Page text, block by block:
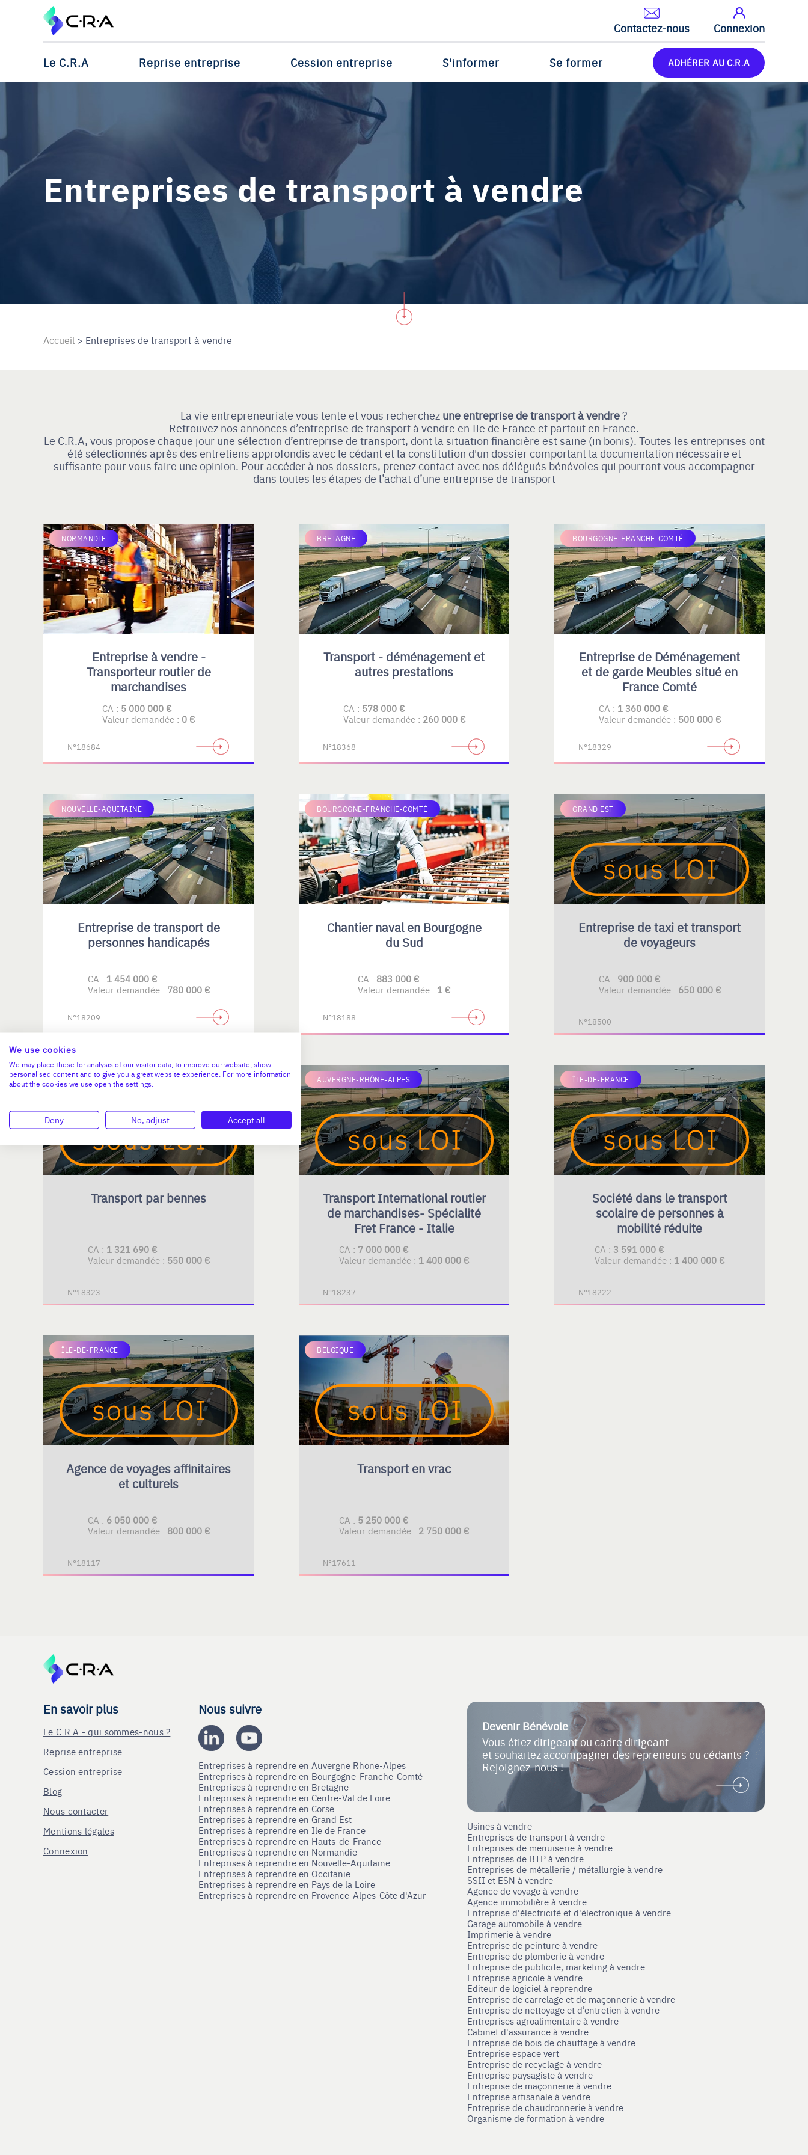
Contactez-nous Connexion
Le C.R.A Reprise entreprise Cession entreprise S'informer Se former ADHÉRER AU C.R.A
Entreprises de transport à vendre
Accueil > Entreprises de transport à vendre
La vie entrepreneuriale vous tente et vous recherchez une entreprise de transport à vendre?
Retrouvez nos annonces d’entreprise de transport à vendre en Ile de France et partout en France.
Le C.R.A, vous propose chaque jour une sélection d’entreprise de transport, dont la situation financière est saine (in bonis). Toutes les entreprises ont
été sélectionnés après des entretiens approfondis avec le cédant et la constitution d'un dossier comportant la documentation nécessaire et
suffisante pour vous faire une opinion. Pour accéder à nos dossiers, prenez contact avec nos délégués bénévoles qui pourront vous accompagner
dans toutes les étapes de l’achat d’une entreprise de transport
NORMANDIE
Entreprise à vendre -
Transporteur routier de
marchandises
CA : 5 000 000 €
Valeur demandée : 0 €
N°18684
BRETAGNE
Transport - déménagement et
autres prestations
CA : 578 000 €
Valeur demandée : 260 000 €
N°18368
BOURGOGNE-FRANCHE-COMTÉ
Entreprise de Déménagement
et de garde Meubles situé en
France Comté
CA : 1 360 000 €
Valeur demandée : 500 000 €
N°18329
NOUVELLE-AQUITAINE
Entreprise de transport de
personnes handicapés
CA : 1 454 000 €
Valeur demandée : 780 000 €
N°18209
BOURGOGNE-FRANCHE-COMTÉ
Chantier naval en Bourgogne
du Sud
CA : 883 000 €
Valeur demandée : 1 €
N°18188
GRAND EST
Entreprise de taxi et transport
de voyageurs
CA : 900 000 €
Valeur demandée : 650 000 €
N°18500
GRAND EST
Transport par bennes
CA : 1 321 690 €
Valeur demandée : 550 000 €
N°18323
AUVERGNE-RHÔNE-ALPES
Transport International routier
de marchandises- Spécialité
Fret France - Italie
CA : 7 000 000 €
Valeur demandée : 1 400 000 €
N°18237
ÎLE-DE-FRANCE
Société dans le transport
scolaire de personnes à
mobilité réduite
CA : 3 591 000 €
Valeur demandée : 1 400 000 €
N°18222
ÎLE-DE-FRANCE
Agence de voyages affinitaires
et culturels
CA : 6 050 000 €
Valeur demandée : 800 000 €
N°18117
BELGIQUE
Transport en vrac
CA : 5 250 000 €
Valeur demandée : 2 750 000 €
N°17611
En savoir plus
Le C.R.A - qui sommes-nous ?
Reprise entreprise
Cession entreprise
Blog
Nous contacter
Mentions légales
Connexion
Nous suivre
Entreprises à reprendre en Auvergne Rhone-Alpes
Entreprises à reprendre en Bourgogne-Franche-Comté
Entreprises à reprendre en Bretagne
Entreprises à reprendre en Centre-Val de Loire
Entreprises à reprendre en Corse
Entreprises à reprendre en Grand Est
Entreprises à reprendre en Ile de France
Entreprises à reprendre en Hauts-de-France
Entreprises à reprendre en Normandie
Entreprises à reprendre en Nouvelle-Aquitaine
Entreprises à reprendre en Occitanie
Entreprises à reprendre en Pays de la Loire
Entreprises à reprendre en Provence-Alpes-Côte d'Azur
Devenir Bénévole
Vous étiez dirigeant ou cadre dirigeant
et souhaitez accompagner des repreneurs ou cédants ?
Rejoignez-nous !
Usines à vendre
Entreprises de transport à vendre
Entreprises de menuiserie à vendre
Entreprises de BTP à vendre
Entreprises de métallerie / métallurgie à vendre
SSII et ESN à vendre
Agence de voyage à vendre
Agence immobilière à vendre
Entreprise d'électricité et d'électronique à vendre
Garage automobile à vendre
Imprimerie à vendre
Entreprise de peinture à vendre
Entreprise de plomberie à vendre
Entreprise de publicite, marketing à vendre
Entreprise agricole à vendre
Editeur de logiciel à reprendre
Entreprise de carrelage et de maçonnerie à vendre
Entreprise de nettoyage et d’entretien à vendre
Entreprises agroalimentaire à vendre
Cabinet d'assurance à vendre
Entreprise de bois de chauffage à vendre
Entreprise espace vert
Entreprise de recyclage à vendre
Entreprise paysagiste à vendre
Entreprise de maçonnerie à vendre
Entreprise artisanale à vendre
Entreprise de chaudronnerie à vendre
Organisme de formation à vendre
We use cookies
We may place these for analysis of our visitor data, to improve our website, show
personalised content and to give you a great website experience. For more information
about the cookies we use open the settings.
Deny No, adjust Accept all